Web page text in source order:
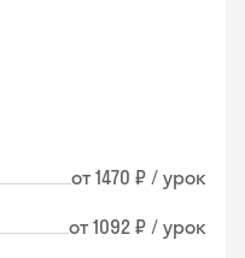
от 1470 ₽ / урок
от 1092 ₽ / урок